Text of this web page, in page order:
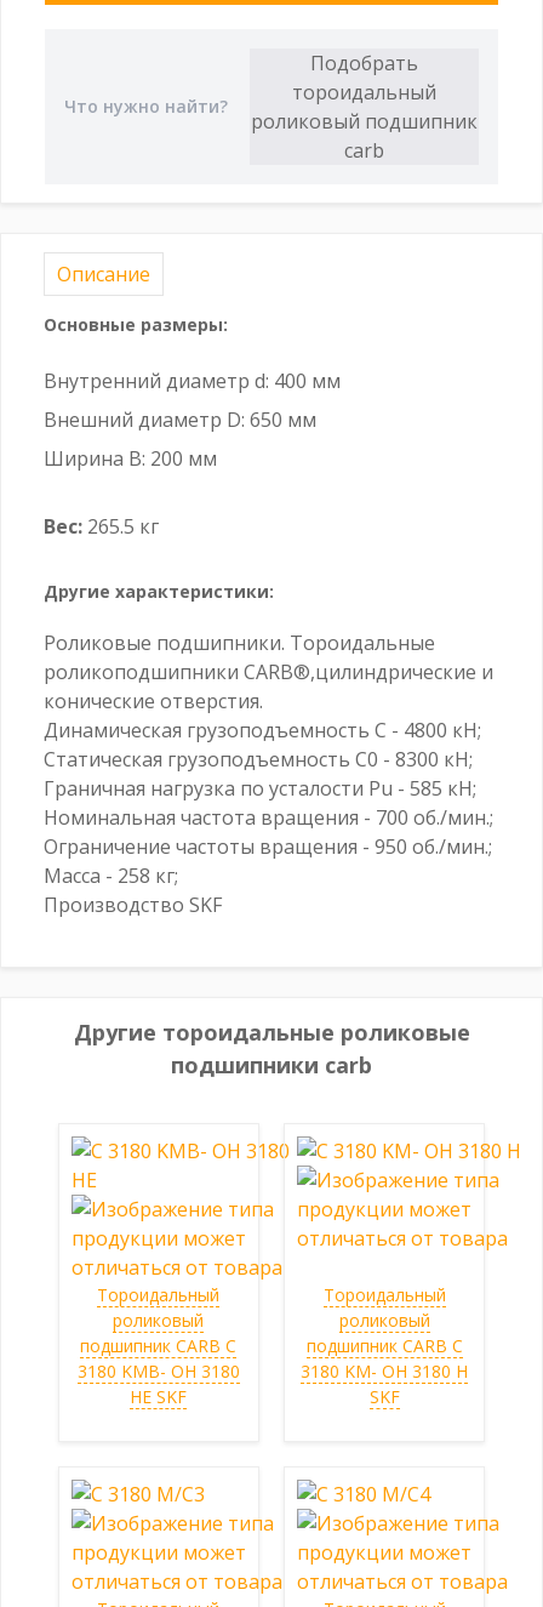
Описание
Основные размеры:
Внутренний диаметр d: 400 мм
Внешний диаметр D: 650 мм
Ширина B: 200 мм
Вес: 265.5 кг
Другие характеристики:
Роликовые подшипники. Тороидальные
роликоподшипники CARB®,цилиндрические и
конические отверстия.
Динамическая грузоподъемность C - 4800 кН;
Статическая грузоподъемность C0 - 8300 кН;
Граничная нагрузка по усталости Pu - 585 кН;
Номинальная частота вращения - 700 об./мин.;
Ограничение частоты вращения - 950 об./мин.;
Масса - 258 кг;
Производство SKF
Другие тороидальные роликовые
подшипники carb
Тороидальный
роликовый
подшипник CARB C
3180 KMB- OH 3180
HE SKF
Тороидальный
роликовый
подшипник CARB C
3180 KM- OH 3180 H
SKF